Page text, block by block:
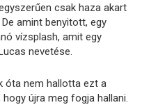
csak haza akart
amint benyitott, egy
vízsplash, amit egy
nevetése.
óta nem hallotta ezt a
újra meg fogja hallani.